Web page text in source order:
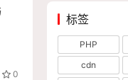
0
标签
PHP
cdn